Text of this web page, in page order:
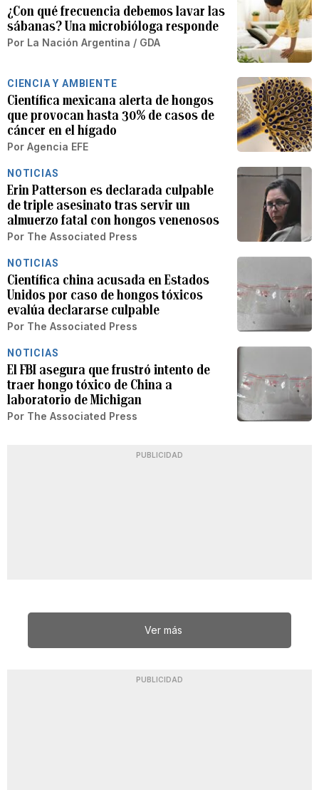
¿Con qué frecuencia debemos lavar las
sábanas? Una microbióloga responde
Por La Nación Argentina / GDA
CIENCIA Y AMBIENTE
Científica mexicana alerta de hongos
que provocan hasta 30% de casos de
cáncer en el hígado
Por Agencia EFE
NOTICIAS
Erin Patterson es declarada culpable
de triple asesinato tras servir un
almuerzo fatal con hongos venenosos
Por The Associated Press
NOTICIAS
Científica china acusada en Estados
Unidos por caso de hongos tóxicos
evalúa declararse culpable
Por The Associated Press
NOTICIAS
El FBI asegura que frustró intento de
traer hongo tóxico de China a
laboratorio de Michigan
Por The Associated Press
PUBLICIDAD
Ver más
PUBLICIDAD